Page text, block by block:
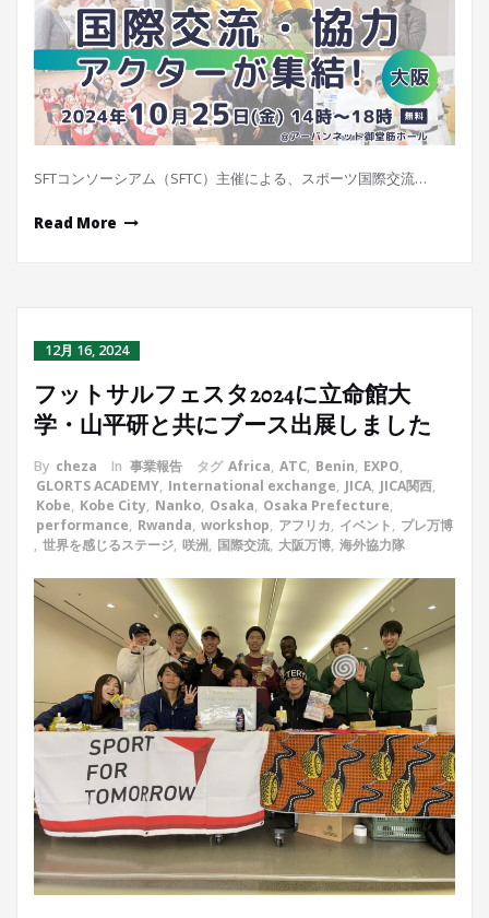
SFTコンソーシアム（SFTC）主催による、スポーツ国際交流…
Read More
12月 16, 2024
フットサルフェスタ2024に立命館大
学・山平研と共にブース出展しました
By cheza In 事業報告 タグ Africa, ATC, Benin, EXPO,
GLORTS ACADEMY, International exchange, JICA, JICA関西,
Kobe, Kobe City, Nanko, Osaka, Osaka Prefecture,
performance, Rwanda, workshop, アフリカ, イベント, プレ万博
, 世界を感じるステージ, 咲洲, 国際交流, 大阪万博, 海外協力隊